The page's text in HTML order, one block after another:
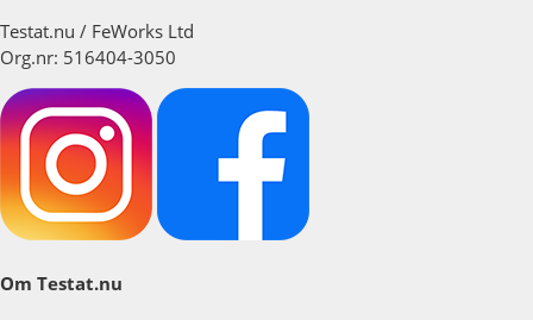
Testat.nu / FeWorks Ltd
Org.nr: 516404-3050
Om Testat.nu